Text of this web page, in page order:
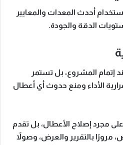
باستخدام أحدث المعدات والمعايير
الدقة والجودة.
إتمام المشروع، بل تستمر
الأداء ومنع حدوث أي أعطال
على مجرد إصلاح الأعطال، بل تقدم
مرورًا بالتقرير والعرض، وصولاً